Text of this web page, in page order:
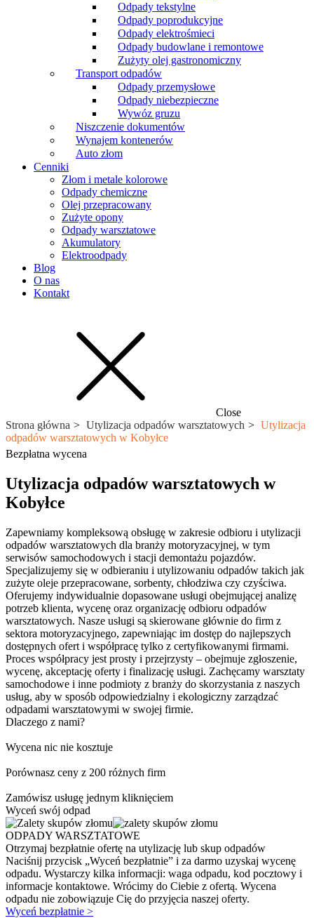
Odpady tekstylne
Odpady poprodukcyjne
Odpady elektrośmieci
Odpady budowlane i remontowe
Zużyty olej gastronomiczny
Transport odpadów
Odpady przemysłowe
Odpady niebezpieczne
Wywóz gruzu
Niszczenie dokumentów
Wynajem kontenerów
Auto złom
Cenniki
Złom i metale kolorowe
Odpady chemiczne
Olej przepracowany
Zużyte opony
Odpady warsztatowe
Akumulatory
Elektroodpady
Blog
O nas
Kontakt
Close
Strona główna
Utylizacja odpadów warsztatowych
Utylizacja
odpadów warsztatowych w Kobyłce
Bezpłatna wycena
Utylizacja odpadów warsztatowych w
Kobyłce
Zapewniamy kompleksową obsługę w zakresie odbioru i utylizacji
odpadów warsztatowych dla branży motoryzacyjnej, w tym
serwisów samochodowych i stacji demontażu pojazdów.
Specjalizujemy się w odbieraniu i utylizowaniu odpadów takich jak
zużyte oleje przepracowane, sorbenty, chłodziwa czy czyściwa.
Oferujemy indywidualnie dopasowane usługi obejmującej analizę
potrzeb klienta, wycenę oraz organizację odbioru odpadów
warsztatowych. Nasze usługi są skierowane głównie do firm z
sektora motoryzacyjnego, zapewniając im dostęp do najlepszych
dostępnych ofert i współpracę tylko z certyfikowanymi firmami.
Proces współpracy jest prosty i przejrzysty – obejmuje zgłoszenie,
wycenę, akceptację oferty i finalizację usługi. Zachęcamy warsztaty
samochodowe i inne podmioty z branży do skorzystania z naszych
usług, aby w sposób odpowiedzialny i ekologiczny zarządzać
odpadami warsztatowymi w swojej firmie.
Dlaczego z nami?
Wycena nic nie kosztuje
Porównasz ceny z 200 różnych firm
Zamówisz usługę jednym kliknięciem
Wyceń swój odpad
ODPADY WARSZTATOWE
Otrzymaj bezpłatnie ofertę na utylizację lub skup odpadów
Naciśnij przycisk „Wyceń bezpłatnie” i za darmo uzyskaj wycenę
odpadu. Wystarczy kilka informacji: waga odpadu, kod pocztowy i
informacje kontaktowe. Wrócimy do Ciebie z ofertą. Wycena
odpadu nie zobowiązuje Cię do przyjęcia naszej oferty.
Wyceń bezpłatnie >